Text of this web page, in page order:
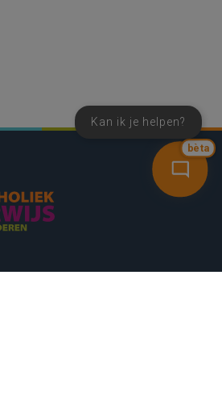
bèta
Kan ik je helpen?